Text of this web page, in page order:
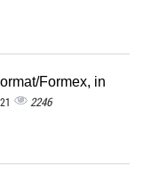
Formex, in
2246